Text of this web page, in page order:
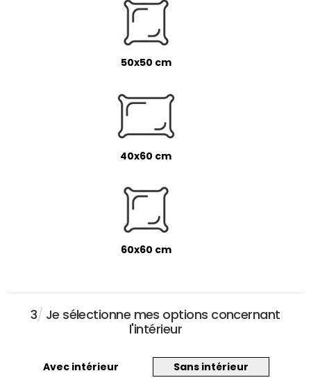
50x50 cm
40x60 cm
60x60 cm
3/ Je sélectionne mes options concernant
l'intérieur
Avec intérieur Sans intérieur